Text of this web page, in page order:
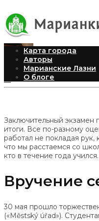
Карта города
Авторы
Марианские Лазни
О блоге
Итоги
Александра
Заключительный экзамен
итоги. Все по-разному
работал не покладая
что мы расстаемся со
кто в течение года
Вручение
30 мая прошло
(«Městský úřad»).